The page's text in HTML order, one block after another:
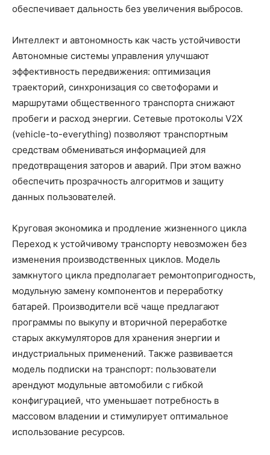
обеспечивает дальность без увеличения выбросов.
Интеллект и автономность как часть устойчивости
Автономные системы управления улучшают
эффективность передвижения: оптимизация
траекторий, синхронизация со светофорами и
маршрутами общественного транспорта снижают
пробеги и расход энергии. Сетевые протоколы V2X
(vehicle-to-everything) позволяют транспортным
средствам обмениваться информацией для
предотвращения заторов и аварий. При этом важно
обеспечить прозрачность алгоритмов и защиту
данных пользователей.
Круговая экономика и продление жизненного цикла
Переход к устойчивому транспорту невозможен без
изменения производственных циклов. Модель
замкнутого цикла предполагает ремонтопригодность,
модульную замену компонентов и переработку
батарей. Производители всё чаще предлагают
программы по выкупу и вторичной переработке
старых аккумуляторов для хранения энергии и
индустриальных применений. Также развивается
модель подписки на транспорт: пользователи
арендуют модульные автомобили с гибкой
конфигурацией, что уменьшает потребность в
массовом владении и стимулирует оптимальное
использование ресурсов.